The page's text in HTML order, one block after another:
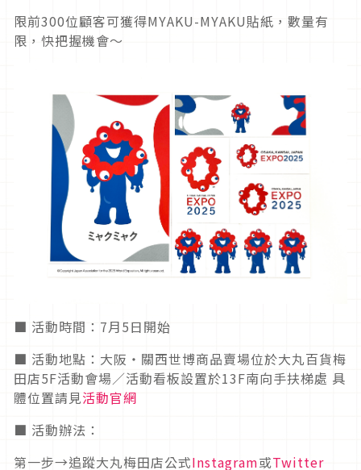
限前300位顧客可獲得MYAKU-MYAKU貼紙，數量有
限，快把握機會～
■ 活動時間：7月5日開始
■ 活動地點：大阪・關西世博商品賣場位於大丸百貨梅
田店5F活動會場／活動看板設置於13F南向手扶梯處 具
體位置請見活動官網
■ 活動辦法：
第一步→追蹤大丸梅田店公式Instagram或Twitter